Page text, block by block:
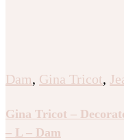
Dam, Gina Tricot,
Gina Tricot –
– L – Dam